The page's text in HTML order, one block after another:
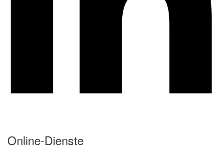
Online-Dienste